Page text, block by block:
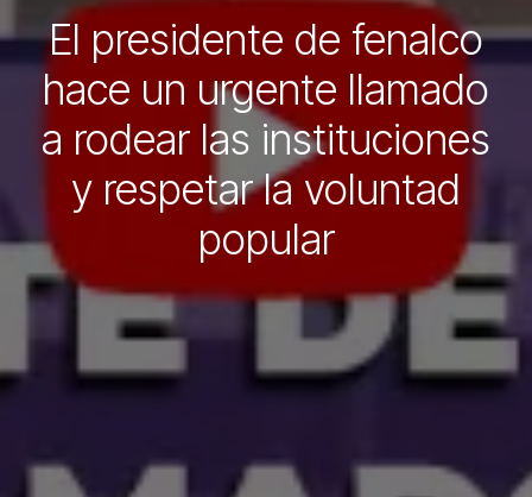
El presidente de fenalco
hace un urgente llamado
a rodear las instituciones
y respetar la voluntad
popular